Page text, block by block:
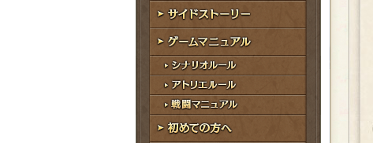
世界観
サイドストーリー
ゲームマニュアル
シナリオルール
アトリエルール
戦闘マニュアル